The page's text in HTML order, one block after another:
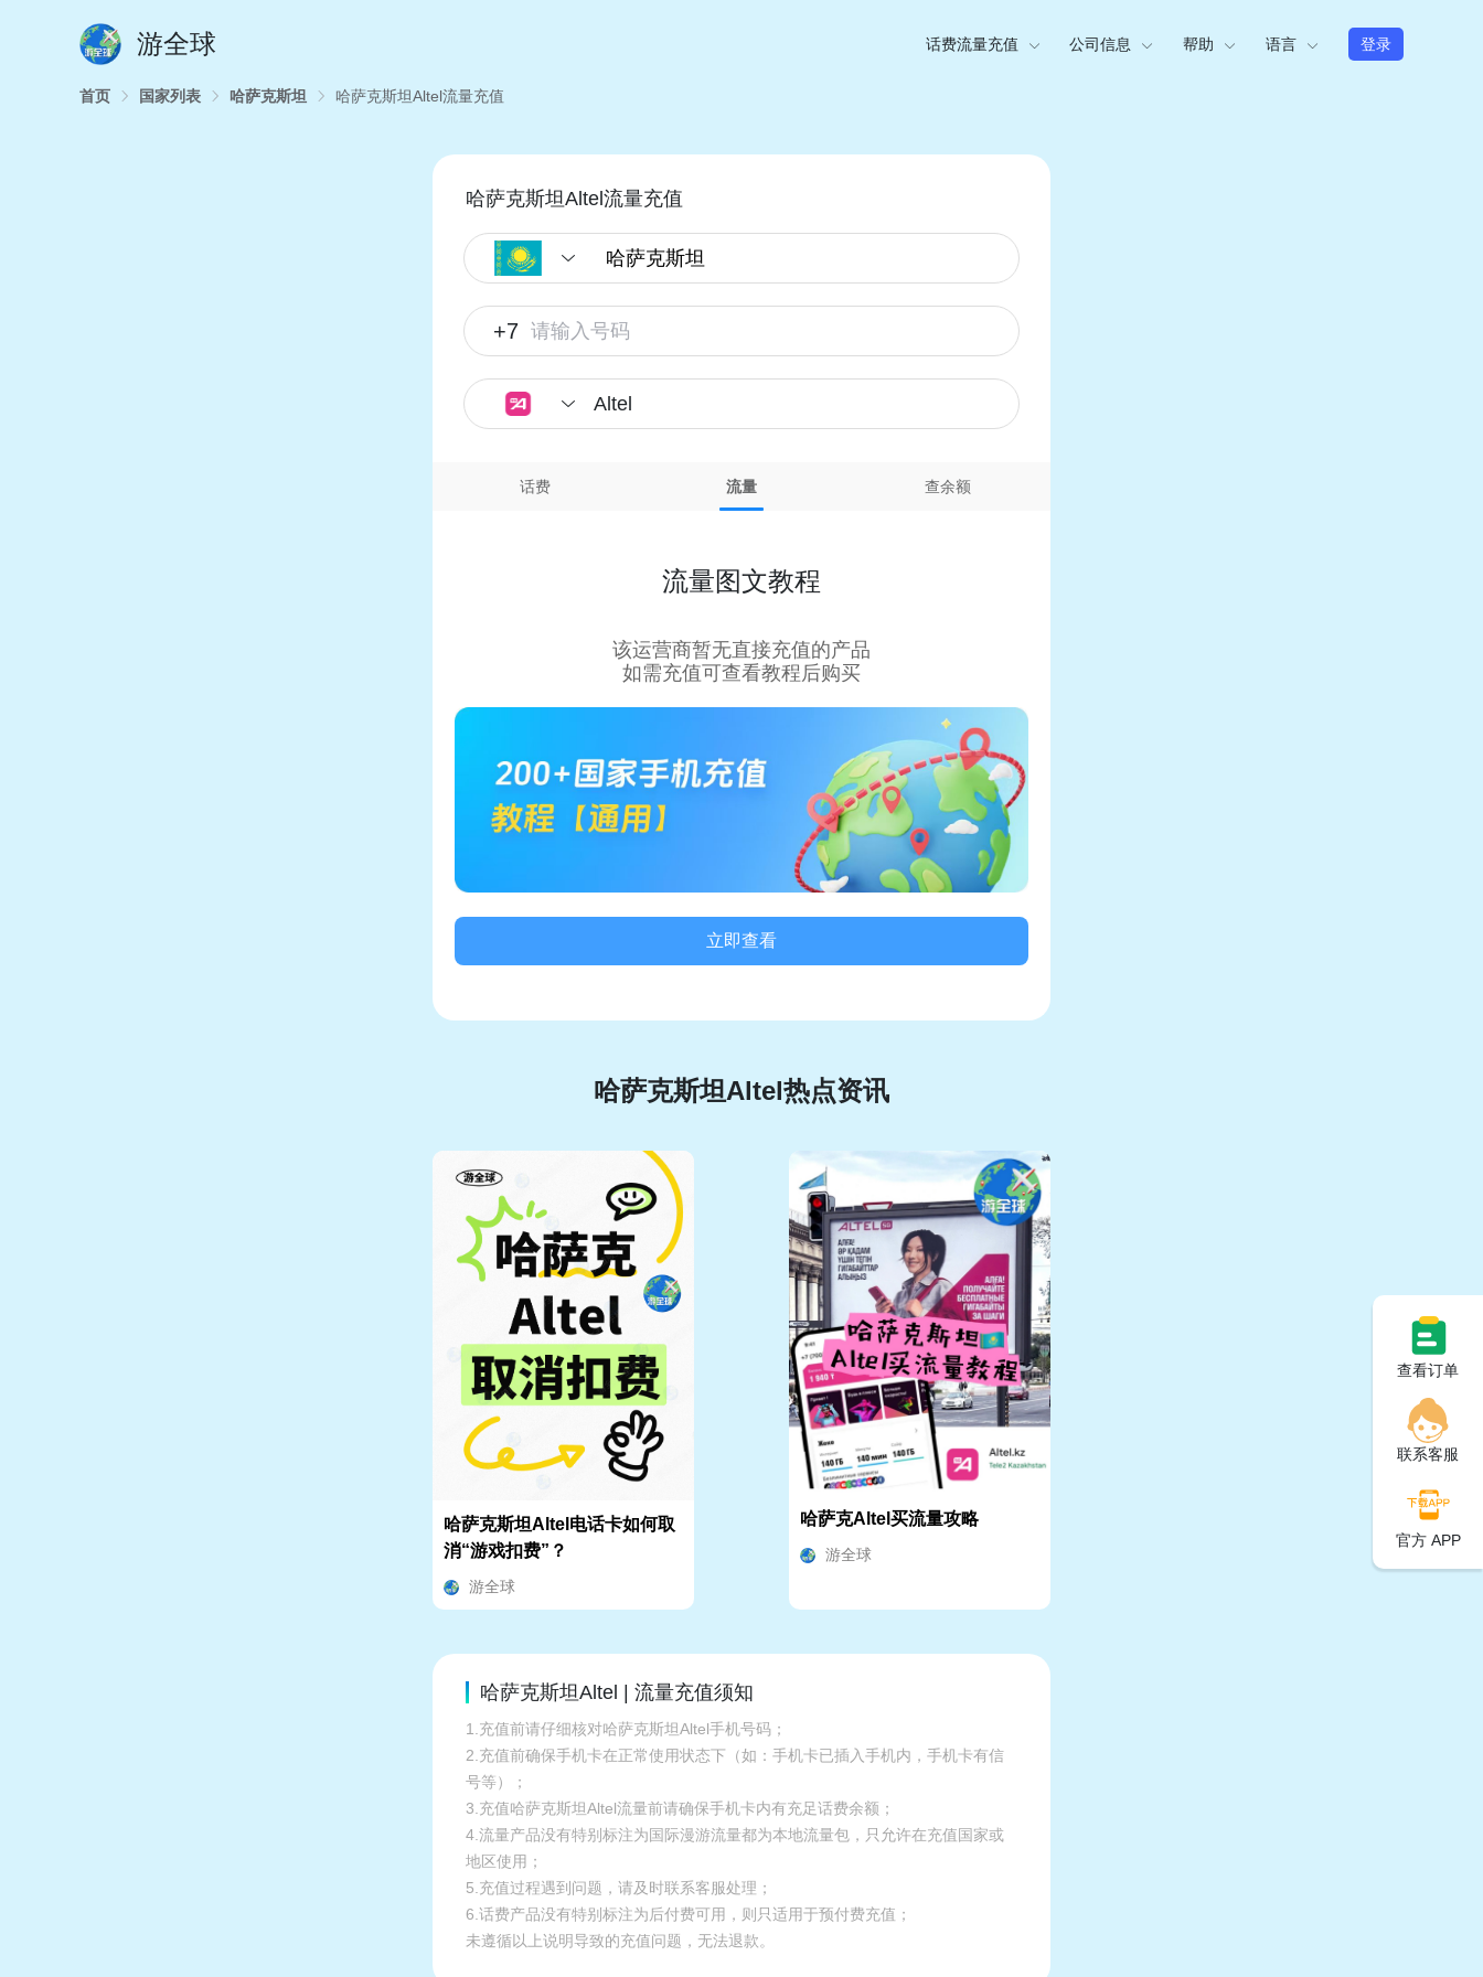
游全球 话费流量充值 公司信息 帮助 语言 登录
首页 国家列表 哈萨克斯坦 哈萨克斯坦Altel流量充值
哈萨克斯坦Altel流量充值
+7
Altel
话费 流量 查余额
流量图文教程
该运营商暂无直接充值的产品
如需充值可查看教程后购买
立即查看
哈萨克斯坦Altel热点资讯
哈萨克斯坦Altel电话卡如何取
消“游戏扣费”？
游全球
哈萨克Altel买流量攻略
游全球
哈萨克斯坦Altel | 流量充值须知
1.充值前请仔细核对哈萨克斯坦Altel手机号码；
2.充值前确保手机卡在正常使用状态下（如：手机卡已插入手机内，手机卡有信
号等）；
3.充值哈萨克斯坦Altel流量前请确保手机卡内有充足话费余额；
4.流量产品没有特别标注为国际漫游流量都为本地流量包，只允许在充值国家或
地区使用；
5.充值过程遇到问题，请及时联系客服处理；
6.话费产品没有特别标注为后付费可用，则只适用于预付费充值；
未遵循以上说明导致的充值问题，无法退款。
查看订单
联系客服
官方 APP